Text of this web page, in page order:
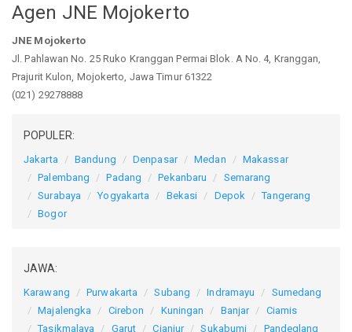
Agen JNE Mojokerto
JNE Mojokerto
Jl. Pahlawan No. 25 Ruko Kranggan Permai Blok. A No. 4, Kranggan,
Prajurit Kulon, Mojokerto, Jawa Timur 61322
(021) 29278888
POPULER:
Jakarta Bandung Denpasar Medan
Makassar
Palembang
Padang Pekanbaru
Semarang
Surabaya
Yogyakarta Bekasi Depok
Tangerang
Bogor
JAWA:
Karawang Purwakarta Subang Indramayu
Sumedang
Majalengka
Cirebon Kuningan Banjar
Ciamis
Tasikmalaya
Garut Cianjur Sukabumi Pandeglang